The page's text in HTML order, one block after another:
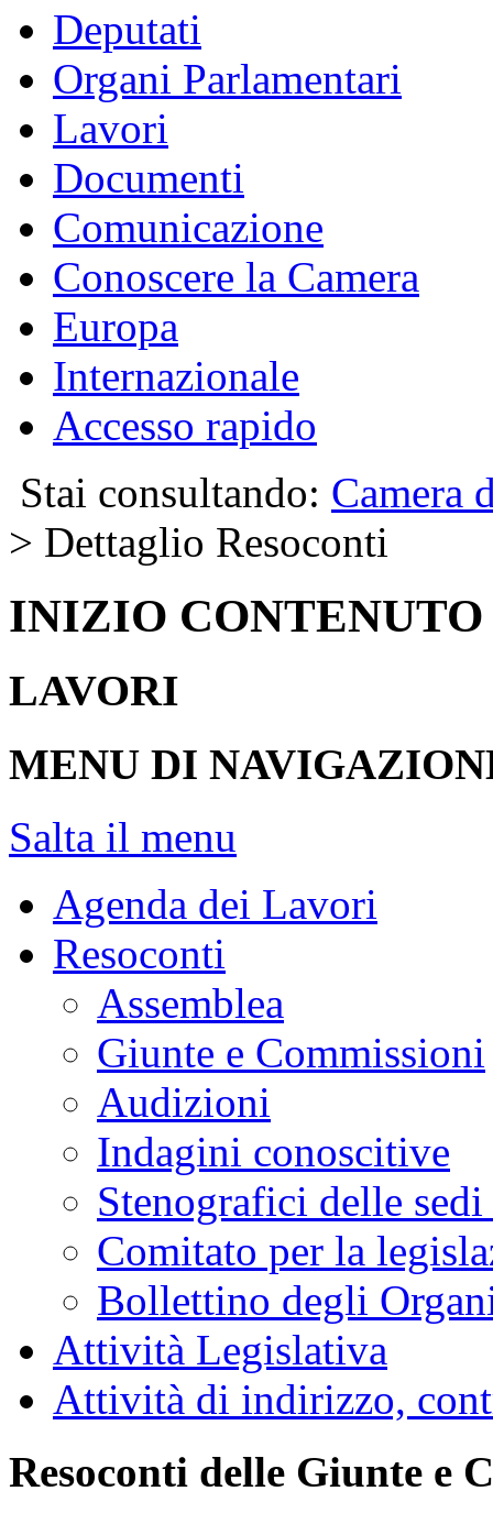
Deputati
Organi Parlamentari
Lavori
Documenti
Comunicazione
Conoscere la Camera
Europa
Internazionale
Accesso rapido
Stai consultando: Camera
> Dettaglio Resoconti
INIZIO CONTENUTO
LAVORI
MENU DI
Salta il menu
Agenda dei Lavori
Resoconti
Assemblea
Giunte e Commissioni
Audizioni
Indagini conoscitive
Stenografici delle
Comitato per la
Bollettino degli
Attività Legislativa
Attività di indirizzo,
Resoconti delle Giunte e